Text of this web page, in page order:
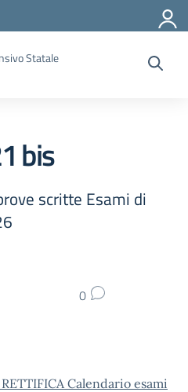
Statale
bis
scritte Esami di
0
Calendario esami